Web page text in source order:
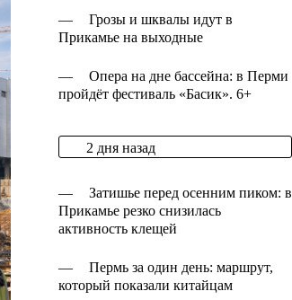
—
Грозы и шквалы идут в
Прикамье на выходные
—
Опера на дне бассейна: в Перми
пройдёт фестиваль «Басик». 6+
2 дня назад
—
Затишье перед осенним пиком: в
Прикамье резко снизилась
активность клещей
—
Пермь за один день: маршрут,
который показали китайцам